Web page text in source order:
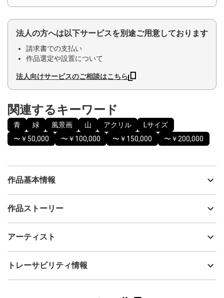
法人の方へは以下サービスを別途ご用意しております
請求書での支払い
作品選定や設置について
法人向けサービスのご相談はこちら
関連するキーワード
青 緑 風景画 山 アクリル
Lサイズ
〜￥50,000
〜￥100,000 〜￥150,000 〜￥200,000
作品基本情報
出品者
制作年
技法
アクリル
作品ストーリー
アーティスト
Issey
フォローする
トレーサビリティ情報